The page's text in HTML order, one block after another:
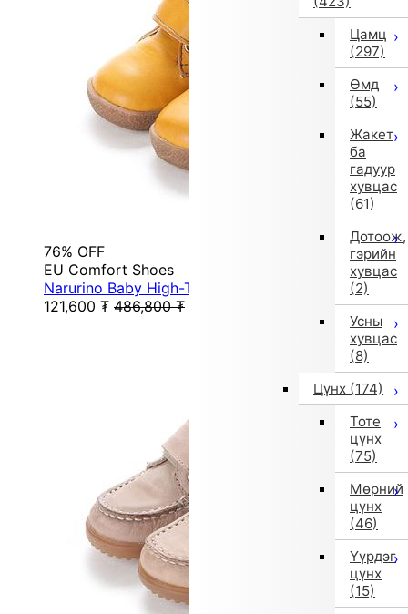
Цамц
(297)
Өмд
(55)
Жакет
ба
гадуур
хувцас
(61)
Дотоож,
гэрийн
хувцас
(2)
Усны
хувцас
(8)
Цүнх (174)
Тоте
цүнх
(75)
Мөрний
цүнх
(46)
Үүрдэг
цүнх
(15)
76% OFF
EU Comfort Shoes
Narurino Baby High-Top Sneakers (Light Brown)
121,600 ₮ 486,800 ₮